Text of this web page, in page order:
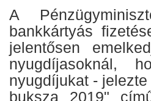
A
bankkártyás
jelentősen
nyugdíjasoknál,
nyugdíjukat -
buksza 2019"